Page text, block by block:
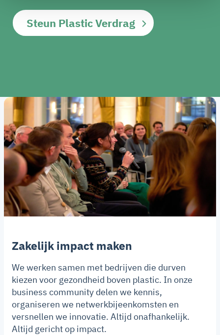
Steun Plastic Verdrag
Zakelijk impact maken
We werken samen met bedrijven die durven
kiezen voor gezondheid boven plastic. In onze
business community delen we kennis,
organiseren we netwerkbijeenkomsten en
versnellen we innovatie. Altijd onafhankelijk.
Altijd gericht op impact.